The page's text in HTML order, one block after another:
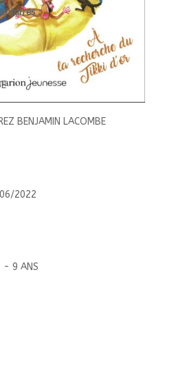
:
BENJAMIN LACOMBE
2022
- 9 ANS